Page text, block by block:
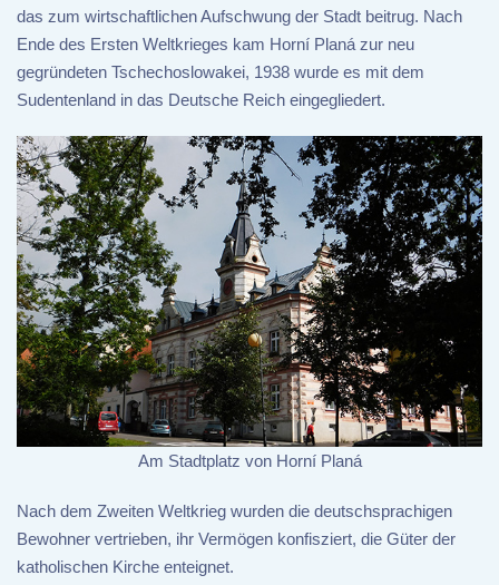
das zum wirtschaftlichen Aufschwung der Stadt beitrug. Nach
Ende des Ersten Weltkrieges kam Horní Planá zur neu
gegründeten Tschechoslowakei, 1938 wurde es mit dem
Sudentenland in das Deutsche Reich eingegliedert.
Am Stadtplatz von Horní Planá
Nach dem Zweiten Weltkrieg wurden die deutschsprachigen
Bewohner vertrieben, ihr Vermögen konfisziert, die Güter der
katholischen Kirche enteignet.